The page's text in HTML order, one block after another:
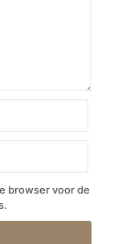
browser voor de